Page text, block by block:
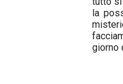
la
giorno